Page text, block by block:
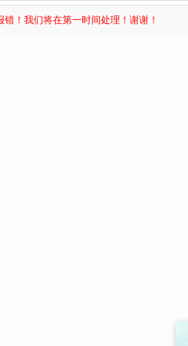
！我们将在第一时间处理！谢谢！